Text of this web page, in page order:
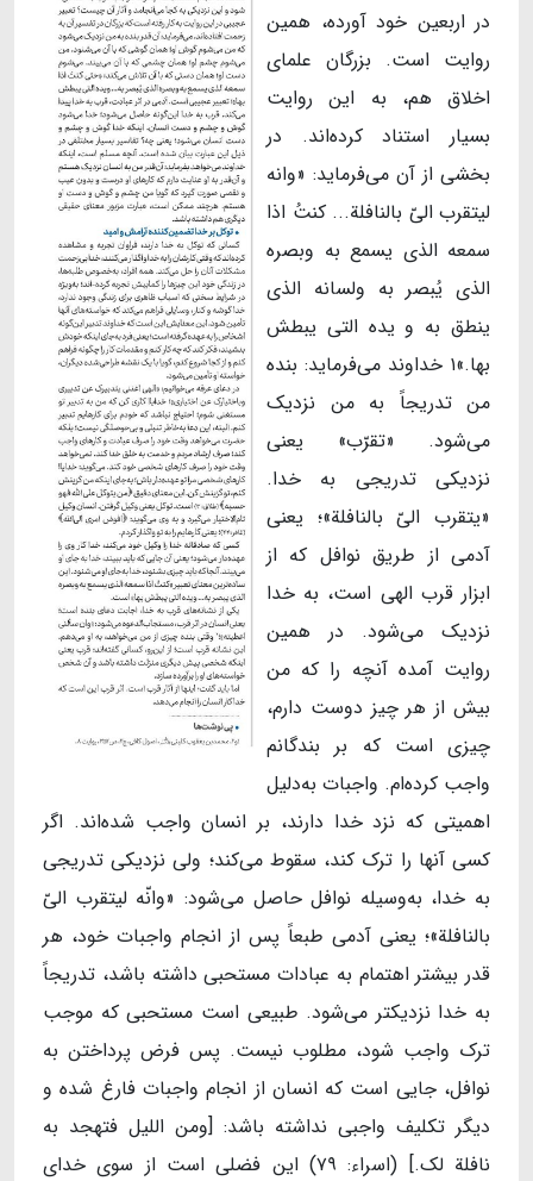
در اربعین خود آورده، همین
روایت است. بزرگان علمای
اخلاق هم، به این روایت
بسیار استناد کرده‌اند. در
بخشی از آن می‌فرماید: «وانه
لیتقرب الیّ بالنافلة... کنتُ اذا
سمعه الذی یسمع به وبصره
الذی یُبصر به ولسانه الذی
ینطق به و یده التی یبطش
بها.»۱ خداوند می‌فرماید: بنده
من تدریجاً به من نزدیک
می‌شود. «تقرّب» یعنی
نزدیکی تدریجی به خدا.
«یتقرب الیّ بالنافلة»؛ یعنی
آدمی از طریق نوافل که از
ابزار قرب الهی است، به خدا
نزدیک می‌شود. در همین
روایت آمده آنچه را که من
بیش از هر چیز دوست دارم،
چیزی است که بر بندگانم
واجب کرده‌ام. واجبات به‌دلیل
اهمیتی که نزد خدا دارند، بر انسان واجب شده‌اند. اگر
کسی آنها را ترک کند، سقوط می‌کند؛ ولی نزدیکی تدریجی
به خدا، به‌وسیله نوافل حاصل می‌شود: «وانّه لیتقرب الیّ
بالنافلة»؛ یعنی آدمی طبعاً پس از انجام واجبات خود، هر
قدر بیشتر اهتمام به عبادات مستحبی داشته باشد، تدریجاً
به خدا نزدیکتر می‌شود. طبیعی است مستحبی که موجب
ترک واجب شود، مطلوب نیست. پس فرض پرداختن به
نوافل، جایی است که انسان از انجام واجبات فارغ شده و
دیگر تکلیف واجبی نداشته باشد: [ومن اللیل فتهجد به
نافلة لک.] (اسراء: ۷۹) این فضلی است از سوی خدای